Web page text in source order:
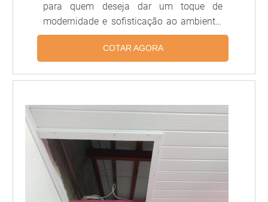
para quem deseja dar um toque de
modernidade e sofisticação ao ambiente.
Além de ser resistente, o forro PVC
Cerejeira é fácil de limpar e possui uma
permitindo que você crie um ambiente
Cerejeira é a escolha ideal para quem
deseja um acabamento de qualidade e
durabilidade.
COTAR AGORA